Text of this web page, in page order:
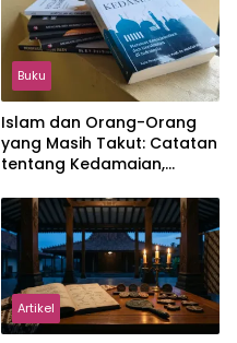
Buku
Islam dan Orang-Orang
yang Masih Takut: Catatan
tentang Kedamaian,
dalam Pemikiran Masykuri
Abdillah
Artikel